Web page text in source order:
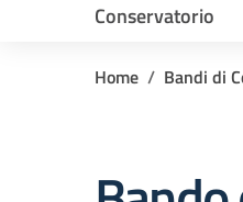
Conservatorio
Home Bandi di